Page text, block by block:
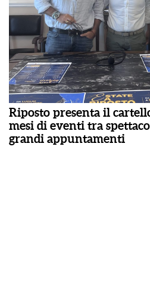
Riposto presenta il
mesi di eventi tra
grandi appuntamenti